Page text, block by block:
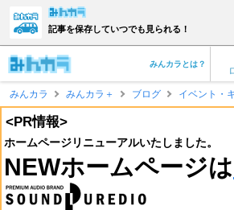
記事を保存していつでも見られる！
みんカラとは？
みんカラ みんカラ＋ ブログ イベント・
<PR情報>
ホームページリニューアルいたしました。
NEWホームページは